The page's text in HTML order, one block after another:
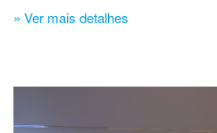
» Ver mais detalhes